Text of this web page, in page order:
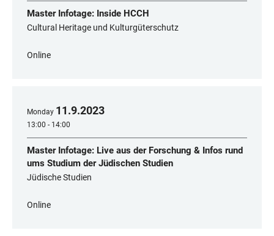
Master Infotage: Inside HCCH
Cultural Heritage und Kulturgüterschutz
Online
Monday 11.9.2023
13:00 - 14:00
Master Infotage: Live aus der Forschung & Infos rund
ums Studium der Jüdischen Studien
Jüdische Studien
Online